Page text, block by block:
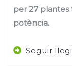
per 27 plantes
potència.
Seguir